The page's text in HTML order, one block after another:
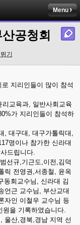
Menu
산공청회
기
지리인들이 많이 참석
교육과, 일반사회교육
가 지리인들이 참석하
, 대구대, 대구가톨릭대,
명이나 참가한 신라대
드립니다.
선규,기근도,이전,김덕
릭 전영권,서종철, 윤옥
동회교수님, 신라대 김
언근 교수님, 부산교대
자인 이철우 교수님 등
원을 기록하였습니다.
울산,경북,경남 지역 선